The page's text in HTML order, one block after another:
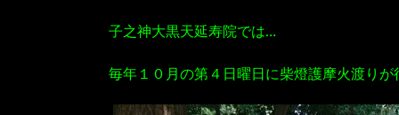
子之神大黒天延寿院では…
毎年１０月の第４日曜日に柴燈護摩火渡り